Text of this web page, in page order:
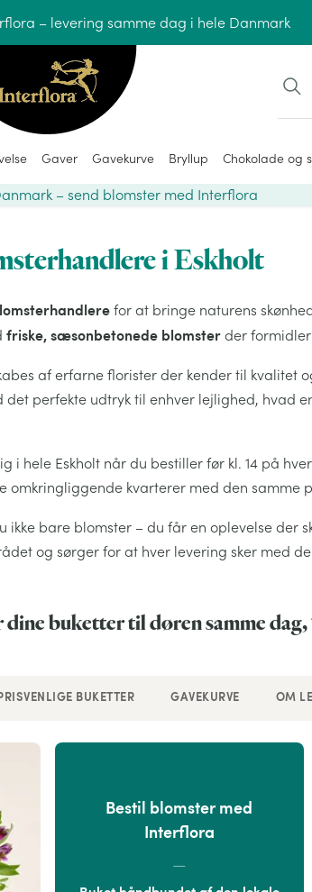
– levering samme dag i hele Danmark
Søg
Gaver Gavekurve Bryllup Chokolade og
– send blomster med Interflora
i Eskholt
for at bringe naturens
friske, sæsonbetonede blomster der
af erfarne florister der kender til kvalitet
perfekte udtryk til enhver lejlighed, hvad
i hele Eskholt når du bestiller før kl. 14 på
omkringliggende kvarterer med den samme
ikke bare blomster – du får en oplevelse der
og sørger for at hver levering sker med
buketter til døren samme dag,
BUKETTER GAVEKURVE OM
Bestil blomster med
Interflora
—